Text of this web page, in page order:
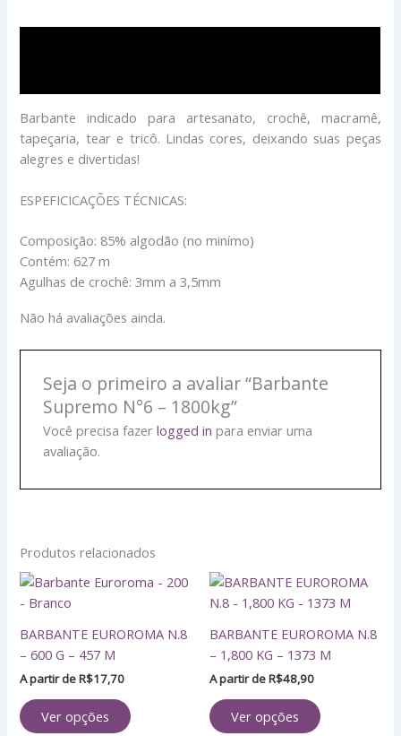
Barbante indicado para artesanato, crochê, macramê,
tapeçaria, tear e tricô. Lindas cores, deixando suas peças
alegres e divertidas!
ESPEFICICAÇÕES TÉCNICAS:
Composição: 85% algodão (no minímo)
Contém: 627 m
Agulhas de crochê: 3mm a 3,5mm
Não há avaliações ainda.
Seja o primeiro a avaliar “Barbante
Supremo N°6 – 1800kg”
Você precisa fazer logged in para enviar uma
avaliação.
Produtos relacionados
BARBANTE EUROROMA N.8
– 600 G – 457 M
A partir deR$17,70
Ver opções
Este
várias
podem
BARBANTE EUROROMA N.8
– 1,800 KG – 1373 M
A partir deR$48,90
Ver opções
Este
produto
várias
variantes.
podem